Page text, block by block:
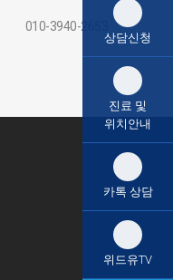
010-3940-2653
상담신청
진료 및
위치안내
카톡 상담
위드유TV